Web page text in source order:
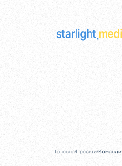
Головна/Проєкти/Команди